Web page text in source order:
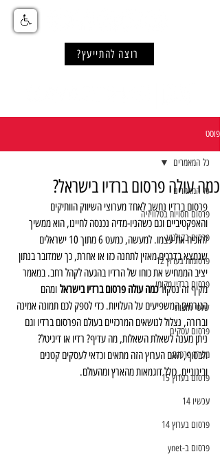
רוצה להתייעץ?
פוסט
כל המאמרים
פרסום חסויות בטלוויזיה
פרסום בקולנוע
פרסומות בערוץ 12
פרסום ברדיו מקומי
שלטי חוצות
פרסום עסקים
משרד פרסום
פרסום בערוץ 15
עכשיו 14
פרסום בערוץ 14
פרסום ב-ynet
כל המאמרים
כמה עולה פרסום ברדיו בישראל?
פרסום ברדיו נחשב לאחד מערוצי השיווק הוותיקים
והאפקטיביים וגם כשהניו-מדיה נכנסה לחיינו, הוא ממשיך
להוכיח את עצמו. למעשה, כמעט 6 מתוך 10 ישראלים
שנמצא בדרכים מאזין לתחנה כזו או אחרת, כך שמדובר בנתון
יציב הממחיש את כוחו של הרדיו בהגעה לקהל רחב. במאמר
מקיף זה נסקור כמה עולה פרסום ברדיו בישראל ומהם
הגורמים המשפיעים על העלויות. כדי לספק לכם תמונה אמינה
וברורה, נצלול לנושאים המרכזיים בעולם הפרסום ברדיו וגם
ניתן מענה לשאלת השאלות, מה עדיף? רדיו או דיגיטל?
ולבסוף, האם הערוץ הזה מתאים וכדאי לעסקים קטנים
ובינוניים, כולל דוגמאות מהארץ ומהעולם.